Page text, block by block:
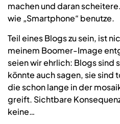
machen und daran
wie „Smartphone“ benutze.
Teil eines Blogs zu sein, ist
meinem Boomer-Image
seien wir ehrlich: Blogs sind
könnte auch sagen, sie sind
die schon lange in der
greift. Sichtbare
keine…